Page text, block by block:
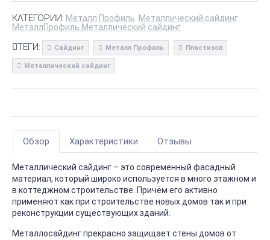
КАТЕГОРИИ: Металл Профиль Металлический сайдинг
МеталлПрофиль Металлический сайдинг
ТЕГИ: Сайдинг Металл Профиль Пластизол
Металлический сайдинг
Обзор Характеристики Отзывы
Металлический сайдинг – это современный фасадный
материал, который широко используется в много этажном и
в коттеджном строительстве. Причём его активно
применяют как при строительстве новых домов так и при
реконструкции существующих зданий.
Металлосайдинг прекрасно защищает стены домов от